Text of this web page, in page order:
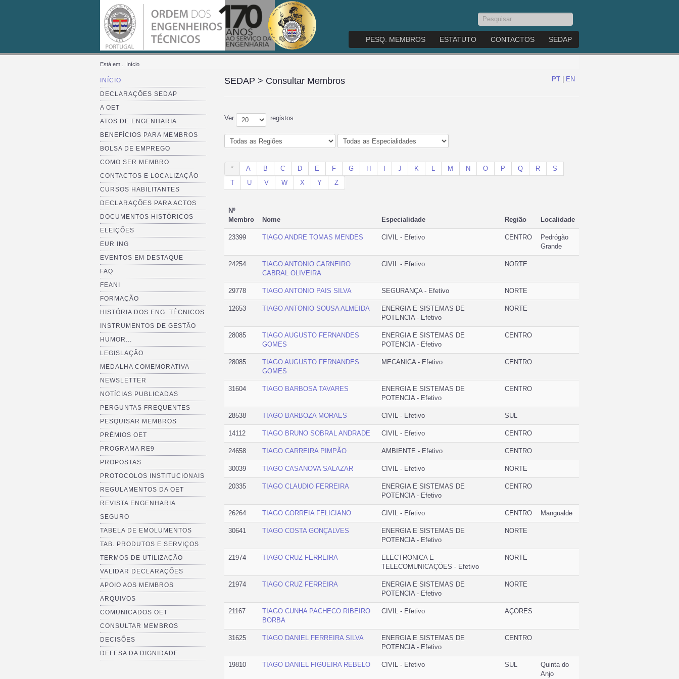
Pesquisar...
PESQ. MEMBROS ESTATUTO CONTACTOS SEDAP
Está em... Início
INÍCIO
DECLARAÇÕES SEDAP
A OET
ATOS DE ENGENHARIA
BENEFÍCIOS PARA MEMBROS
BOLSA DE EMPREGO
COMO SER MEMBRO
CONTACTOS E LOCALIZAÇÃO
CURSOS HABILITANTES
DECLARAÇÕES PARA ACTOS
DOCUMENTOS HISTÓRICOS
ELEIÇÕES
EUR ING
EVENTOS EM DESTAQUE
FAQ
FEANI
FORMAÇÃO
HISTÓRIA DOS ENG. TÉCNICOS
INSTRUMENTOS DE GESTÃO
HUMOR...
LEGISLAÇÃO
MEDALHA COMEMORATIVA
NEWSLETTER
NOTÍCIAS PUBLICADAS
PERGUNTAS FREQUENTES
PESQUISAR MEMBROS
PRÉMIOS OET
PROGRAMA RE9
PROPOSTAS
PROTOCOLOS INSTITUCIONAIS
REGULAMENTOS DA OET
REVISTA ENGENHARIA
SEGURO
TABELA DE EMOLUMENTOS
TAB. PRODUTOS E SERVIÇOS
TERMOS DE UTILIZAÇÃO
VALIDAR DECLARAÇÕES
APOIO AOS MEMBROS
ARQUIVOS
COMUNICADOS OET
CONSULTAR MEMBROS
DECISÕES
DEFESA DA DIGNIDADE
PT EN
SEDAP > Consultar Membros
Ver registos
* A B C D E F G H J K L M N O P Q R
S
T
U V W X Y Z
Nº
Membro
Nome Especialidade Região Localidade
23399 TIAGO ANDRE TOMAS MENDES CIVIL - Efetivo CENTRO
Pedrógão
Grande
24254
TIAGO ANTONIO CARNEIRO
CABRAL OLIVEIRA
CIVIL - Efetivo NORTE
29778 TIAGO ANTONIO PAIS SILVA SEGURANÇA - Efetivo NORTE
12653 TIAGO ANTONIO SOUSA ALMEIDA
ENERGIA E SISTEMAS DE
POTENCIA - Efetivo
NORTE
28085
TIAGO AUGUSTO FERNANDES
GOMES
ENERGIA E SISTEMAS DE
POTENCIA - Efetivo
CENTRO
28085
TIAGO AUGUSTO FERNANDES
GOMES
MECANICA - Efetivo CENTRO
31604 TIAGO BARBOSA TAVARES
ENERGIA E SISTEMAS DE
POTENCIA - Efetivo
CENTRO
28538 TIAGO BARBOZA MORAES CIVIL - Efetivo SUL
14112 TIAGO BRUNO SOBRAL ANDRADE CIVIL - Efetivo CENTRO
24658 TIAGO CARREIRA PIMPÃO AMBIENTE - Efetivo CENTRO
30039 TIAGO CASANOVA SALAZAR CIVIL - Efetivo NORTE
20335 TIAGO CLAUDIO FERREIRA
ENERGIA E SISTEMAS DE
POTENCIA - Efetivo
CENTRO
26264 TIAGO CORREIA FELICIANO CIVIL - Efetivo CENTRO Mangualde
30641 TIAGO COSTA GONÇALVES
ENERGIA E SISTEMAS DE
POTENCIA - Efetivo
NORTE
21974 TIAGO CRUZ FERREIRA
ELECTRONICA E
TELECOMUNICAÇÖES - Efetivo
NORTE
21974 TIAGO CRUZ FERREIRA
ENERGIA E SISTEMAS DE
POTENCIA - Efetivo
NORTE
21167
TIAGO CUNHA PACHECO RIBEIRO
BORBA
CIVIL - Efetivo AÇORES
31625 TIAGO DANIEL FERREIRA SILVA
ENERGIA E SISTEMAS DE
POTENCIA - Efetivo
CENTRO
19810 TIAGO DANIEL FIGUEIRA REBELO CIVIL - Efetivo SUL
Quinta do
Anjo